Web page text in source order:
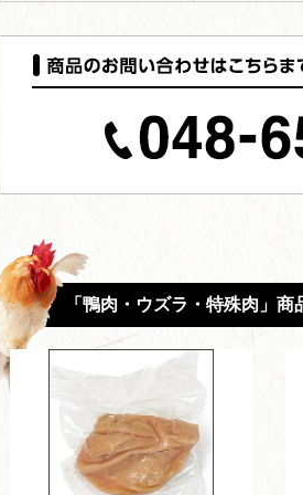
「鴨肉・ウズラ・特殊肉」商